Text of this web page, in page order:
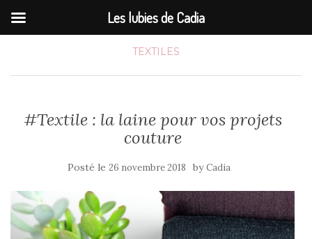
TEXTILES
#Textile : la laine pour vos projets
couture
Posté le 26 novembre 2018 byCadia
Les lubies de Cadia